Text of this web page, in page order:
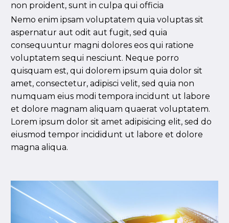
non proident, sunt in culpa qui officia
Nemo enim ipsam voluptatem quia voluptas sit
aspernatur aut odit aut fugit, sed quia
consequuntur magni dolores eos qui ratione
voluptatem sequi nesciunt. Neque porro
quisquam est, qui dolorem ipsum quia dolor sit
amet, consectetur, adipisci velit, sed quia non
numquam eius modi tempora incidunt ut labore
et dolore magnam aliquam quaerat voluptatem.
Lorem ipsum dolor sit amet adipisicing elit, sed do
eiusmod tempor incididunt ut labore et dolore
magna aliqua.